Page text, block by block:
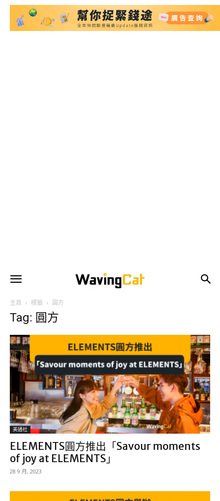
主頁 標籤 圓方
Tag: 圓方
美通社
ELEMENTS圓方推出「Savour moments
of joy at ELEMENTS」
28 9 月, 2023